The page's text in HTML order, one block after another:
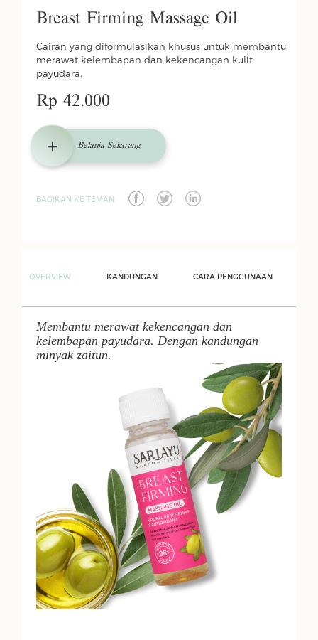
Breast Firming Massage Oil
Cairan yang diformulasikan khusus untuk membantu
merawat kelembapan dan kekencangan kulit
payudara.
Rp 42.000
Belanja Sekarang
BAGIKAN KE TEMAN
OVERVIEW KANDUNGAN CARA PENGGUNAAN
Membantu merawat kekencangan dan
kelembapan payudara. Dengan kandungan
minyak zaitun.